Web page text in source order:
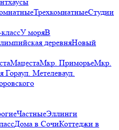
ТрехкомнатныеСтудии
У моряВ
деревняНовый
МацестаМкр. ПриморьеМкр.
Гораул. Метелеваул.
ЧастныеЭллинги
Дома в СочиКоттеджи в